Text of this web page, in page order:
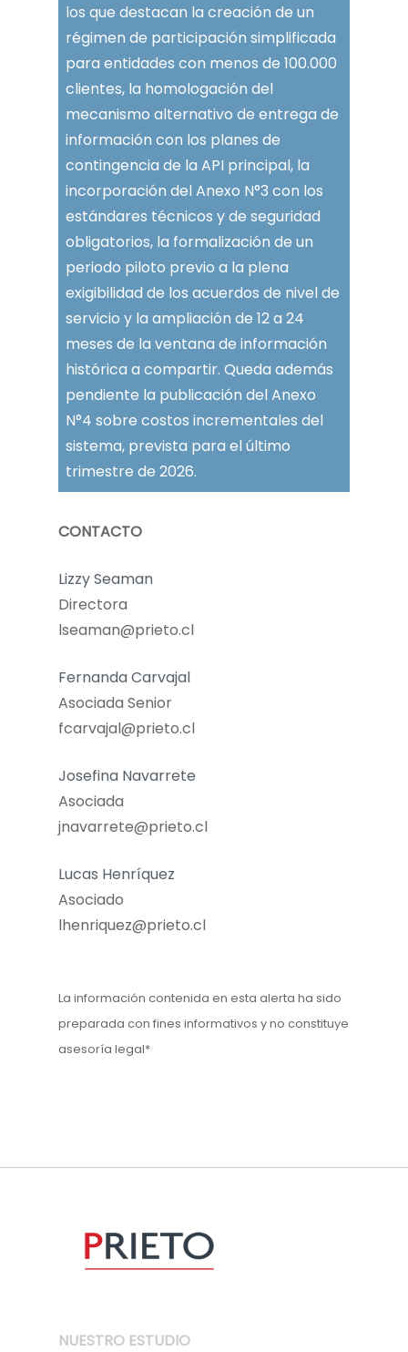
los que destacan la creación de un
régimen de participación simplificada
para entidades con menos de 100.000
clientes, la homologación del
mecanismo alternativo de entrega de
información con los planes de
contingencia de la API principal, la
incorporación del Anexo N°3 con los
estándares técnicos y de seguridad
obligatorios, la formalización de un
periodo piloto previo a la plena
exigibilidad de los acuerdos de nivel de
servicio y la ampliación de 12 a 24
meses de la ventana de información
histórica a compartir. Queda además
pendiente la publicación del Anexo
N°4 sobre costos incrementales del
sistema, prevista para el último
trimestre de 2026.
CONTACTO
Lizzy Seaman
Directora
lseaman@prieto.cl
Fernanda Carvajal
Asociada Senior
fcarvajal@prieto.cl
Josefina Navarrete
Asociada
jnavarrete@prieto.cl
Lucas Henríquez
Asociado
lhenriquez@prieto.cl
La información contenida en esta alerta ha sido
preparada con fines informativos y no constituye
asesoría legal*
NUESTRO ESTUDIO